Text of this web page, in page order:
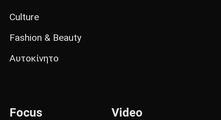
Culture
Fashion & Beauty
Αυτοκίνητο
Focus Video